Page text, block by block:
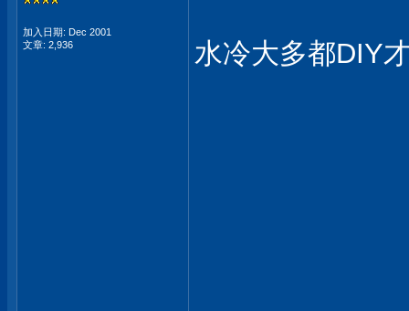
加入日期: Dec 2001
文章: 2,936
水冷大多都DIY